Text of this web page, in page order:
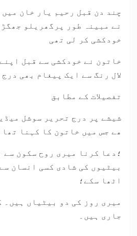
چند دن قبل رحیم یار خان
نے مبینہ طور پرگھریلو
خودکشی کر لی تھی
خاتون نے خودکشی سے قبل
لال رنگ سے ایک پیغام بھی درج
تفصیلات کے مطابق
شیشے پر درج تحریر سوشل
ھے جس میں خاتون کا کہنا تھا
؛دعا کرنا میری روح سکون سے
بیٹیوں کی شادی کسی انسان
اٹھا سکے؛
میری روز کی دو بیٹیاں ہیں۔
جاری ہیں۔